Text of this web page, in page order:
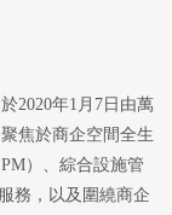
2020年1月7日由萬
焦於商企空間全生
）、綜合設施管
務，以及圍繞商企